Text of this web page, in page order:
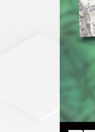
スタチューはこち
ら